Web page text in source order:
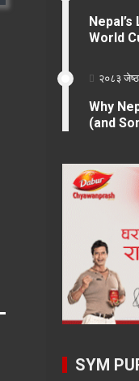
World
२०८३ जेष्ठ
Why
(and
SYM